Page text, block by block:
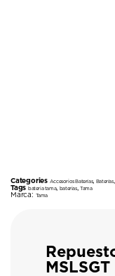
Categories Accesorios Baterías, Baterías
Tags bateria tama, baterias,Tama
Marca: Tama
MSLSGT